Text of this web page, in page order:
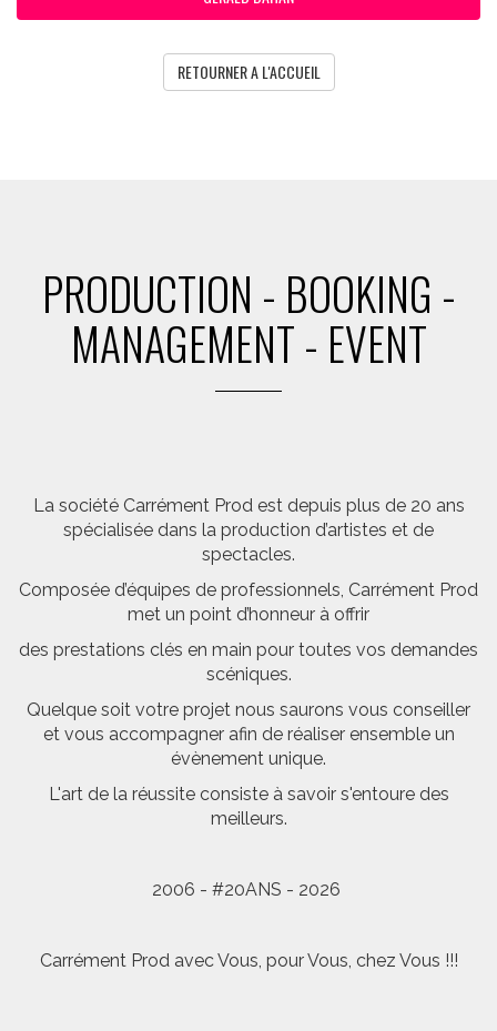
RETOURNER A L'ACCUEIL
PRODUCTION - BOOKING -
MANAGEMENT - EVENT
La société Carrément Prod est depuis plus de 20 ans
spécialisée dans la production d’artistes et de
spectacles.
Composée d’équipes de professionnels, Carrément Prod
met un point d’honneur à offrir
des prestations clés en main pour toutes vos demandes
scéniques.
Quelque soit votre projet nous saurons vous conseiller
et vous accompagner afin de réaliser ensemble un
évènement unique.
L'art de la réussite consiste à savoir s'entoure des
meilleurs.
2006 - #20ANS - 2026
Carrément Prod avec Vous, pour Vous, chez Vous !!!